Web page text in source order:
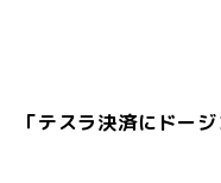
「テスラ決済にドー